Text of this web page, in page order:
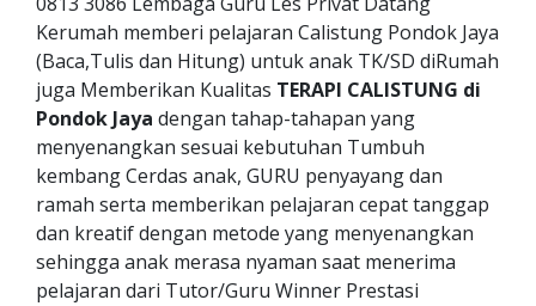
Kerumah memberi pelajaran Calistung Pondok Jaya
(Baca,Tulis dan Hitung) untuk anak TK/SD diRumah
juga Memberikan Kualitas TERAPI CALISTUNG di
Pondok Jaya dengan tahap-tahapan yang
menyenangkan sesuai kebutuhan Tumbuh
kembang Cerdas anak, GURU penyayang dan
ramah serta memberikan pelajaran cepat tanggap
dan kreatif dengan metode yang menyenangkan
sehingga anak merasa nyaman saat menerima
pelajaran dari Tutor/Guru Winner Prestasi